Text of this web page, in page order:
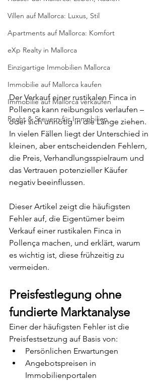
Villen auf Mallorca: Luxus, Stil
Apartments auf Mallorca: Komfort
eXp Realty in Mallorca
Einzigartige Immobilien Mallorca
Immobilie auf Mallorca kaufen
Immobilie auf Mallorca verkaufen
Recht & Steuern für Immobilien
Der Verkauf einer rustikalen Finca in
Pollença kann reibungslos verlaufen –
oder sich unnötig in die Länge ziehen.
In vielen Fällen liegt der Unterschied in
kleinen, aber entscheidenden Fehlern,
die Preis, Verhandlungsspielraum und
das Vertrauen potenzieller Käufer
negativ beeinflussen.
Dieser Artikel zeigt die häufigsten
Fehler auf, die Eigentümer beim
Verkauf einer rustikalen Finca in
Pollença machen, und erklärt, warum
es wichtig ist, diese frühzeitig zu
vermeiden.
Preisfestlegung ohne
fundierte Marktanalyse
Einer der häufigsten Fehler ist die
Preisfestsetzung auf Basis von:
Persönlichen Erwartungen
Angebotspreisen in
Immobilienportalen